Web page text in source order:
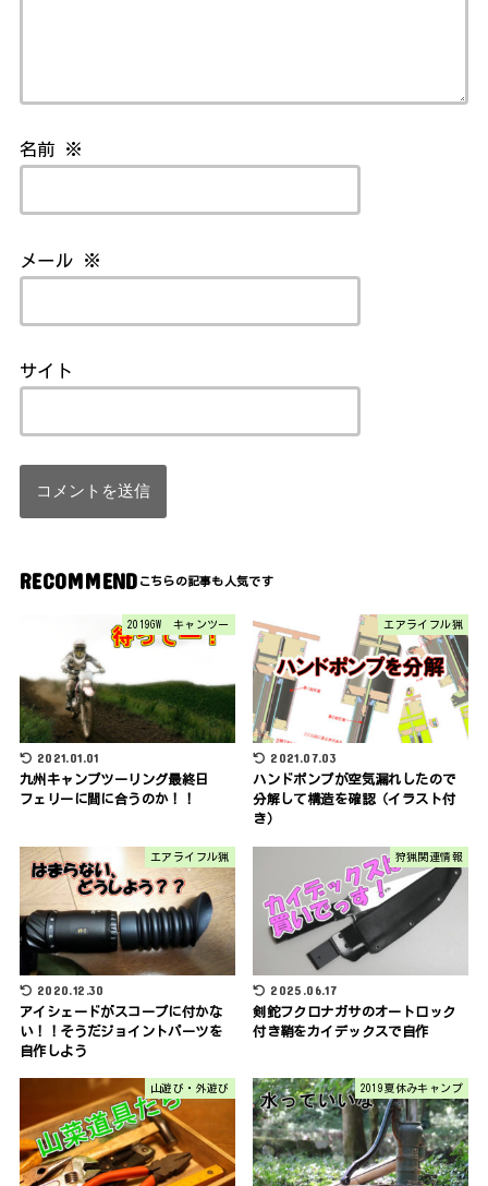
名前 ※
メール ※
サイト
RECOMMEND
2019GW キャンツー
2021.01.01
九州キャンプツーリング最終日
フェリーに間に合うのか！！
エアライフル猟
2021.07.03
ハンドポンプが空気漏れしたので
分解して構造を確認（イラスト付
き）
エアライフル猟
2020.12.30
アイシェードがスコープに付かな
い！！そうだジョイントパーツを
自作しよう
狩猟関連情報
2025.06.17
剣鉈フクロナガサのオートロック
付き鞘をカイデックスで自作
山遊び・外遊び 2019夏休みキャンプ